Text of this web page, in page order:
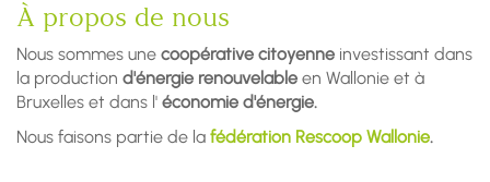
À propos de nous
Nous sommes une coopérative citoyenne investissant dans
la production d'énergie renouvelable en Wallonie et à
Bruxelles et dans l' économie d'énergie.
Nous faisons partie de la fédération Rescoop Wallonie.